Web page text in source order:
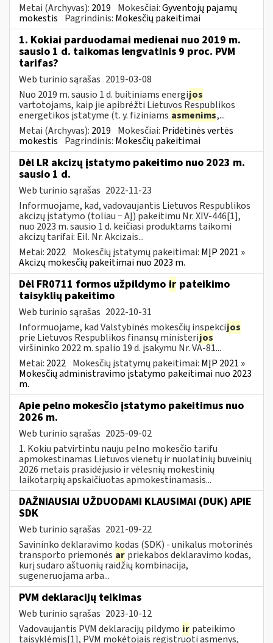
Metai (Archyvas): 2019 Mokesčiai:Gyventojų pajamų
mokestis Pagrindinis: Mokesčių pakeitimai
1. Kokiai parduodamai medienai nuo 2019 m.
sausio 1 d. taikomas lengvatinis 9 proc. PVM
tarifas?
Web turinio sąrašas 2019-03-08
Nuo 2019 m. sausio 1 d. buitiniams energijos
vartotojams, kaip jie apibrėžti Lietuvos Respublikos
energetikos įstatyme (t. y. fiziniams asmenims,...
Metai (Archyvas): 2019 Mokesčiai: Pridėtinės vertės
mokestis Pagrindinis: Mokesčių pakeitimai
Dėl LR akcizų įstatymo pakeitimo nuo 2023 m.
sausio 1 d.
Web turinio sąrašas 2022-11-23
Informuojame, kad, vadovaujantis Lietuvos Respublikos
akcizų įstatymo (toliau − AĮ) pakeitimu Nr. XIV-446[1],
nuo 2023 m. sausio 1 d. keičiasi produktams taikomi
akcizų tarifai: Eil. Nr. Akcizais...
Metai: 2022 Mokesčių įstatymų pakeitimai: MĮP 2021 »
Akcizų mokesčių pakeitimai nuo 2023 m.
Dėl FR0711 formos užpildymo ir pateikimo
taisyklių pakeitimo
Web turinio sąrašas 2022-10-31
Informuojame, kad Valstybinės mokesčių inspekcijos
prie Lietuvos Respublikos finansų ministerijos
viršininko 2022 m. spalio 19 d. įsakymu Nr. VA-81...
Metai: 2022 Mokesčių įstatymų pakeitimai: MĮP 2021 »
Mokesčių administravimo įstatymo pakeitimai nuo 2023
m.
Apie pelno mokesčio įstatymo pakeitimus nuo
2026 m.
Web turinio sąrašas 2025-09-02
1. Kokiu patvirtintu nauju pelno mokesčio tarifu
apmokestinamas Lietuvos vienetų ir nuolatinių buveinių
2026 metais prasidėjusio ir vėlesnių mokestinių
laikotarpių apskaičiuotas apmokestinamasis...
DAŽNIAUSIAI UŽDUODAMI KLAUSIMAI (DUK) APIE
SDK
Web turinio sąrašas 2021-09-22
Savininko deklaravimo kodas (SDK) - unikalus motorinės
transporto priemonės ar priekabos deklaravimo kodas,
kurį sudaro aštuonių raidžių kombinacija,
sugeneruojama arba...
PVM deklaracijų teikimas
Web turinio sąrašas 2023-10-12
Vadovaujantis PVM deklaracijų pildymo ir pateikimo
taisyklėmis[1], PVM mokėtojais registruoti asmenys,